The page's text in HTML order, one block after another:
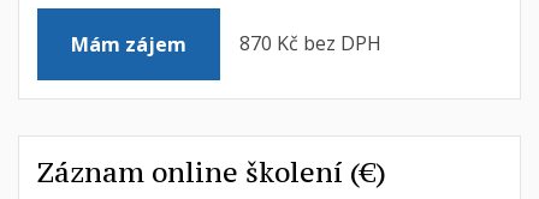
Mám zájem 870 Kč bez DPH
Záznam online školení (€)